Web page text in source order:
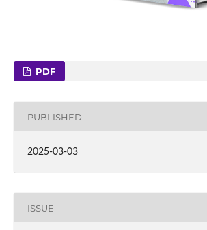
PDF
PUBLISHED
2025-03-03
ISSUE